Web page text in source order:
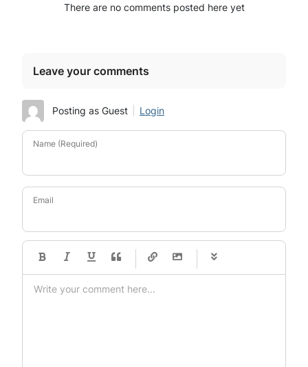
There are no comments posted here yet
Leave your comments
Posting as Guest Login
Name (Required)
Email
-
-
-
-